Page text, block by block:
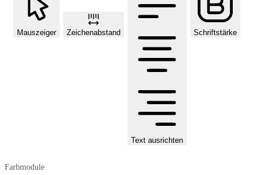
Mauszeiger Zeichenabstand
Text ausrichten
Schriftstärke
Farbmodule